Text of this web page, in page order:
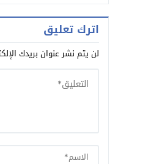
اترك تعليق
لن يتم نشر عنوان بريدك